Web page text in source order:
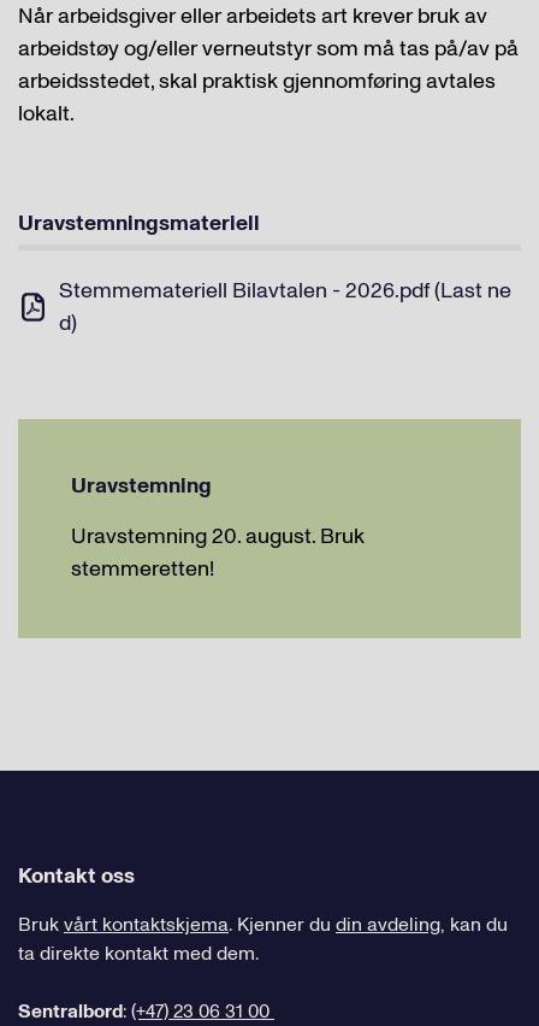
Når arbeidsgiver eller arbeidets art krever bruk av
arbeidstøy og/eller verneutstyr som må tas på/av på
arbeidsstedet, skal praktisk gjennomføring avtales
lokalt.
Uravstemningsmateriell
Stemmemateriell Bilavtalen - 2026.pdf (Last ne
d)
Uravstemning
Uravstemning 20. august. Bruk
stemmeretten!
Kontakt oss
Brukvårt kontaktskjema. Kjenner du din avdeling, kan du
ta direkte kontakt med dem.
Sentralbord:(+47) 23 06 31 00